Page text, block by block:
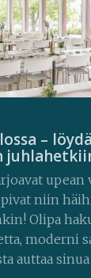
–
upean
niin
Olipa
moderni
auttaa